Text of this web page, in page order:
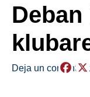
Deja un